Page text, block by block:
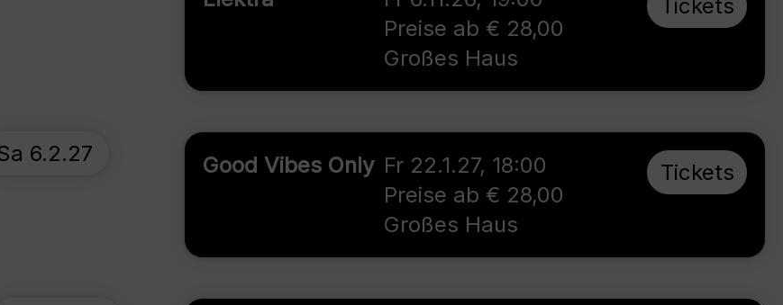
Preise ab € 28,00
Großes Haus
Tickets
Good Vibes Only Fr 22.1.27, 18:00
Preise ab € 28,00
Großes Haus
Tickets
6.2.27